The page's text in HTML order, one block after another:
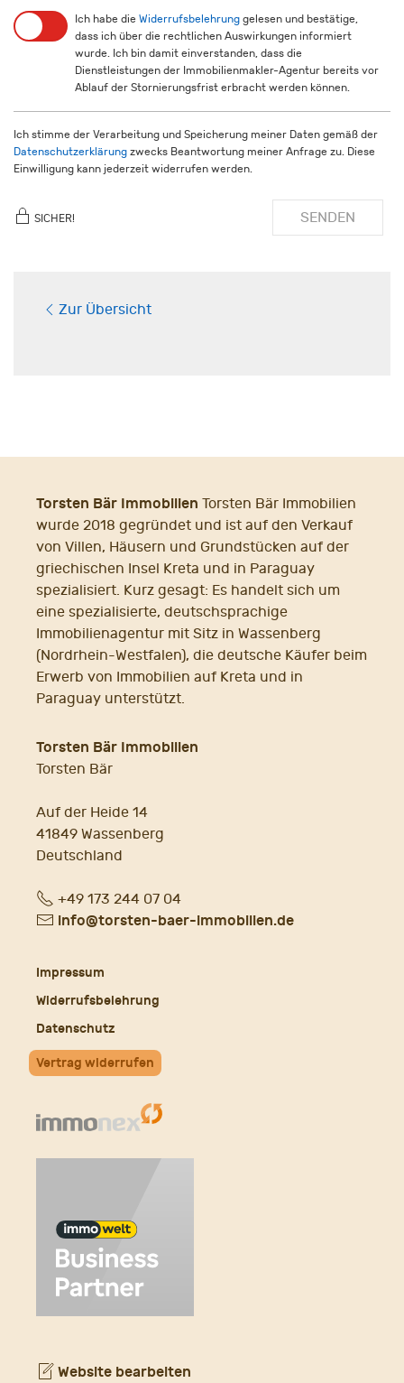
Ich habe die Widerrufsbelehrung gelesen und bestätige,
dass ich über die rechtlichen Auswirkungen informiert
wurde. Ich bin damit einverstanden, dass die
Dienstleistungen der Immobilienmakler-Agentur bereits vor
Ablauf der Stornierungsfrist erbracht werden können.
Ich stimme der Verarbeitung und Speicherung meiner Daten gemäß der
Datenschutzerklärung zwecks Beantwortung meiner Anfrage zu. Diese
Einwilligung kann jederzeit widerrufen werden.
SICHER! SENDEN
Zur Übersicht
Torsten Bär Immobilien Torsten Bär Immobilien
wurde 2018 gegründet und ist auf den Verkauf
von Villen, Häusern und Grundstücken auf der
griechischen Insel Kreta und in Paraguay
spezialisiert. Kurz gesagt: Es handelt sich um
eine spezialisierte, deutschsprachige
Immobilienagentur mit Sitz in Wassenberg
(Nordrhein-Westfalen), die deutsche Käufer beim
Erwerb von Immobilien auf Kreta und in
Paraguay unterstützt.
Torsten Bär Immobilien
Torsten Bär
Auf der Heide 14
41849 Wassenberg
Deutschland
Fon+49 173 244 07 04
E- info@torsten-baer-immobilien.de
Impressum
Widerrufsbelehrung
Datenschutz
Vertrag widerrufen
Website bearbeiten